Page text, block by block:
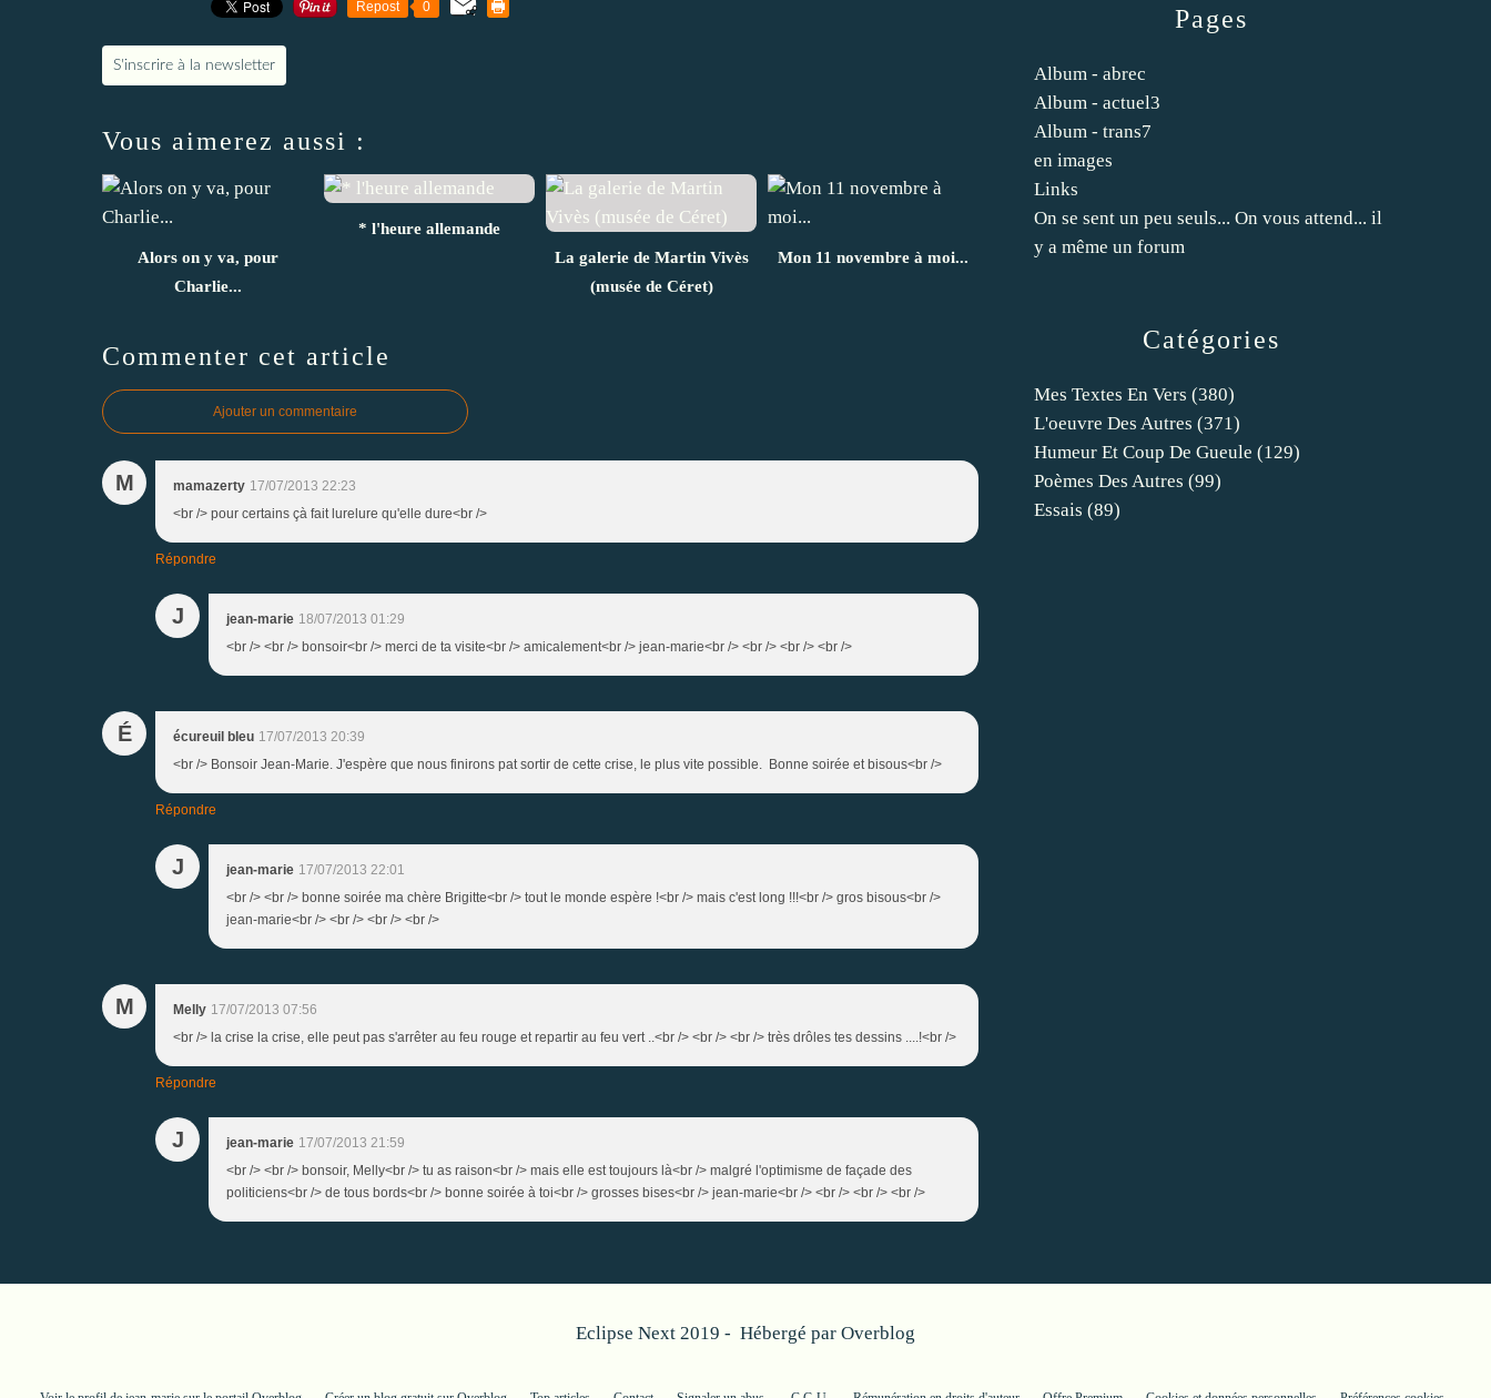
Repost 0
S'inscrire à la newsletter
Vous aimerez aussi :
Alors on y va, pour
Charlie...
* l'heure allemande
La galerie de Martin Vivès
(musée de Céret)
Mon 11 novembre à moi...
Commenter cet article
Ajouter un commentaire
M mamazerty 17/07/2013 22:23
<br /> pour certains çà fait lurelure qu'elle dure<br />
Répondre
J jean-marie 18/07/2013 01:29
<br /> <br /> bonsoir<br /> merci de ta visite<br /> amicalement<br /> jean-marie<br /> <br /> <br /> <br />
É écureuil bleu 17/07/2013 20:39
<br /> Bonsoir Jean-Marie. J'espère que nous finirons pat sortir de cette crise, le plus vite possible. Bonne soirée et bisous<br />
Répondre
J jean-marie 17/07/2013 22:01
<br /> <br /> bonne soirée ma chère Brigitte<br /> tout le monde espère !<br /> mais c'est long !!!<br /> gros bisous<br />
jean-marie<br /> <br /> <br /> <br />
M Melly 17/07/2013 07:56
<br /> la crise la crise, elle peut pas s'arrêter au feu rouge et repartir au feu vert ..<br /> <br /> <br /> très drôles tes dessins ....!<br />
Répondre
J jean-marie 17/07/2013 21:59
<br /> <br /> bonsoir, Melly<br /> tu as raison<br /> mais elle est toujours là<br /> malgré l'optimisme de façade des
politiciens<br /> de tous bords<br /> bonne soirée à toi<br /> grosses bises<br /> jean-marie<br /> <br /> <br /> <br />
Catégories
Mes Textes En Vers (380)
L'oeuvre Des Autres (371)
Humeur Et Coup De Gueule (129)
Poèmes Des Autres (99)
Essais (89)
Pages
Album - abrec
Album - actuel3
Album - trans7
en images
Links
On se sent un peu seuls... On vous attend... il
y a même un forum
Eclipse Next 2019 - Hébergé par Overblog